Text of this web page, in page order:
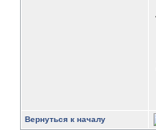
Вернуться к началу